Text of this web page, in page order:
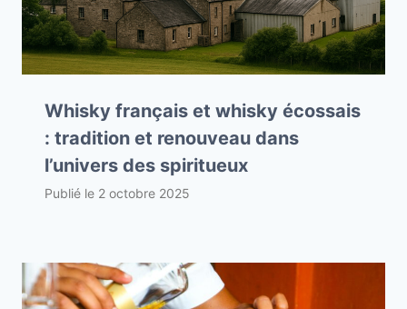
Whisky français et whisky écossais
: tradition et renouveau dans
l’univers des spiritueux
Publié le 2 octobre 2025